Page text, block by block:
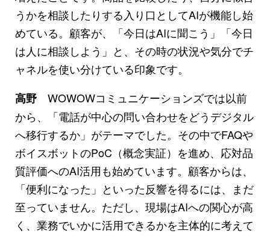
うかを相談したりする入り口としてAIが機能し始
めている。顧客が、「今日はAIに聞こう」「今日
は人に相談しよう」と、その時の状況や気分でチ
ャネルを使い分けている印象です。
高野 WOWOWコミュニケーションズでは以前
から、「電話が中心の問い合わせをどうデジタル
へ移行するか」がテーマでした。その中でFAQや
ボイスボットのPoC（概念実証）を進め、応対品
質評価へのAI活用も始めています。顧客からは、
「便利になった」といった反響を得るには、まだ
至っていません。ただし、現場はAIへの関心が高
く、業務でいかに活用できるかを主体的に考えて